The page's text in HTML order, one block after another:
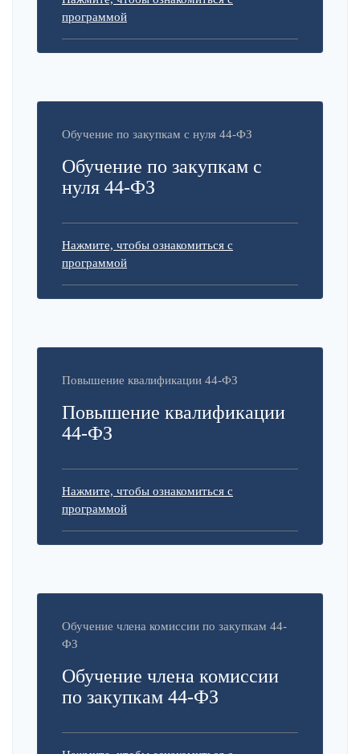
программой
Обучение по закупкам с нуля 44-ФЗ
Обучение по закупкам с
нуля 44-ФЗ
Нажмите, чтобы ознакомиться с
программой
Повышение квалификации 44-ФЗ
Повышение квалификации
44-ФЗ
Нажмите, чтобы ознакомиться с
программой
Обучение члена комиссии по закупкам 44-
ФЗ
Обучение члена комиссии
по закупкам 44-ФЗ